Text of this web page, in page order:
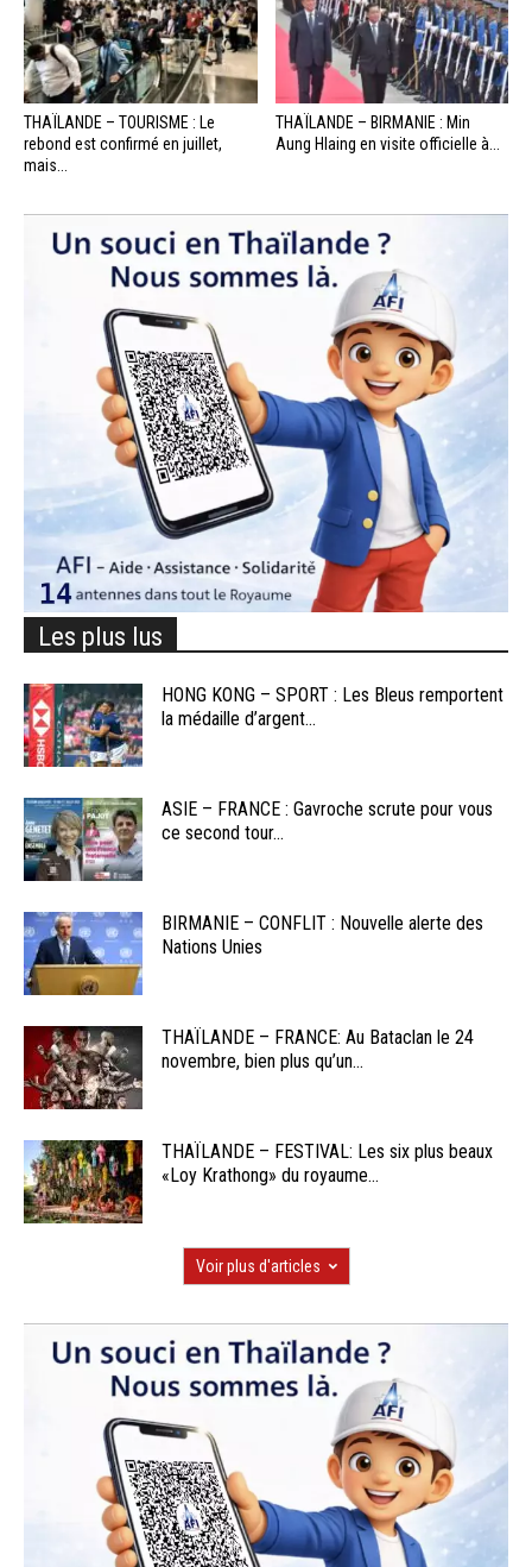
THAÏLANDE – TOURISME : Le
rebond est confirmé en juillet,
mais...
THAÏLANDE – BIRMANIE : Min
Aung Hlaing en visite officielle à...
Les plus lus
HONG KONG – SPORT : Les Bleus remportent
la médaille d’argent...
ASIE – FRANCE : Gavroche scrute pour vous
ce second tour...
BIRMANIE – CONFLIT : Nouvelle alerte des
Nations Unies
THAÏLANDE – FRANCE: Au Bataclan le 24
novembre, bien plus qu’un...
THAÏLANDE – FESTIVAL: Les six plus beaux
«Loy Krathong» du royaume...
Voir plus d'articles